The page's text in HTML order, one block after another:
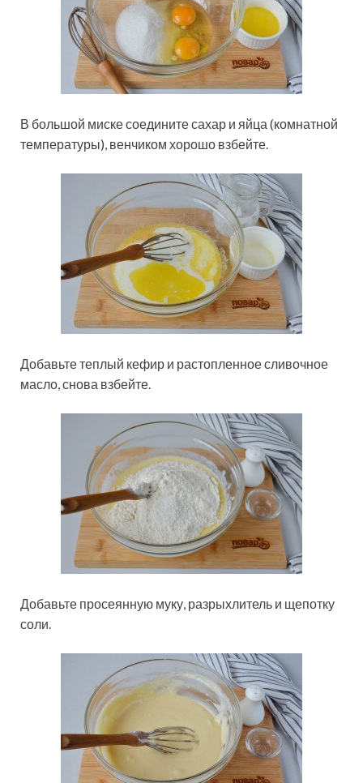
В большой миске соедините сахар и яйца (комнатной
температуры), венчиком хорошо взбейте.
Добавьте теплый кефир и растопленное сливочное
масло, снова взбейте.
Добавьте просеянную муку, разрыхлитель и щепотку
соли.